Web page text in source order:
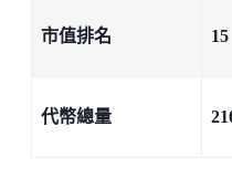
市值排名 15
代幣總量